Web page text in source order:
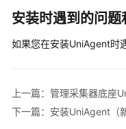
看
计
事
安装时遇到的问题
如果您在安装UniAgent时
上一篇：管理采集器底座
下一篇：安装UniAgent（